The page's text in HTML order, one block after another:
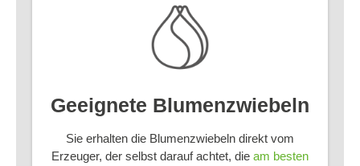
Geeignete Blumenzwiebeln
Sie erhalten die Blumenzwiebeln direkt vom
Erzeuger, der selbst darauf achtet, die am besten